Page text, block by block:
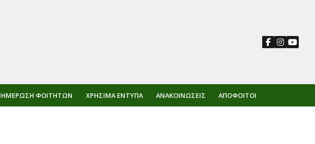
ΦΟΙΤΗΤΏΝ ΧΡΉΣΙΜΑ ΈΝΤΥΠΑ ΑΝΑΚΟΙΝΏΣΕΙΣ ΑΠΌΦΟΙΤΟΙ